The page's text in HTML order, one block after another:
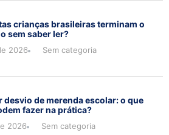
crianças brasileiras terminam o
sem saber ler?
2026 Sem categoria
desvio de merenda escolar: o que
fazer na prática?
2026 Sem categoria